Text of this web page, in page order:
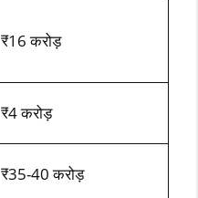
₹16 करोड़
₹4 करोड़
₹35-40 करोड़